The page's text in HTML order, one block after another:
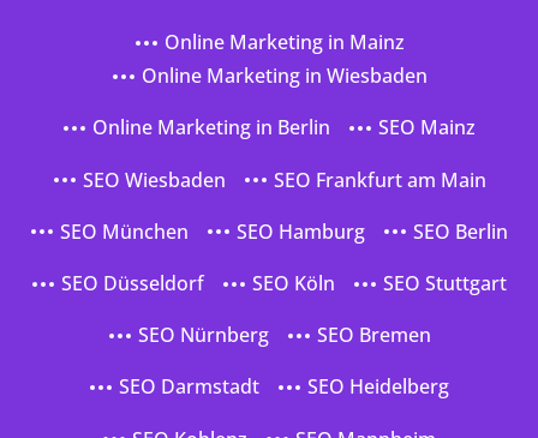
Online Marketing in Mainz
Online Marketing in Wiesbaden
Online Marketing in Berlin
SEO Mainz
SEO Wiesbaden
SEO Frankfurt am Main
SEO München
SEO Hamburg
SEO Berlin
SEO Düsseldorf
SEO Köln
SEO Stuttgart
SEO Nürnberg
SEO Bremen
SEO Darmstadt
SEO Heidelberg